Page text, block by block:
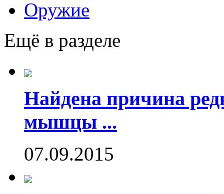
Оружие
Ещё в разделе
Найдена причина
мышцы ...
07.09.2015